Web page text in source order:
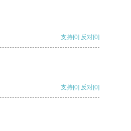
支持[0] 反对[0]
支持[0] 反对[0]